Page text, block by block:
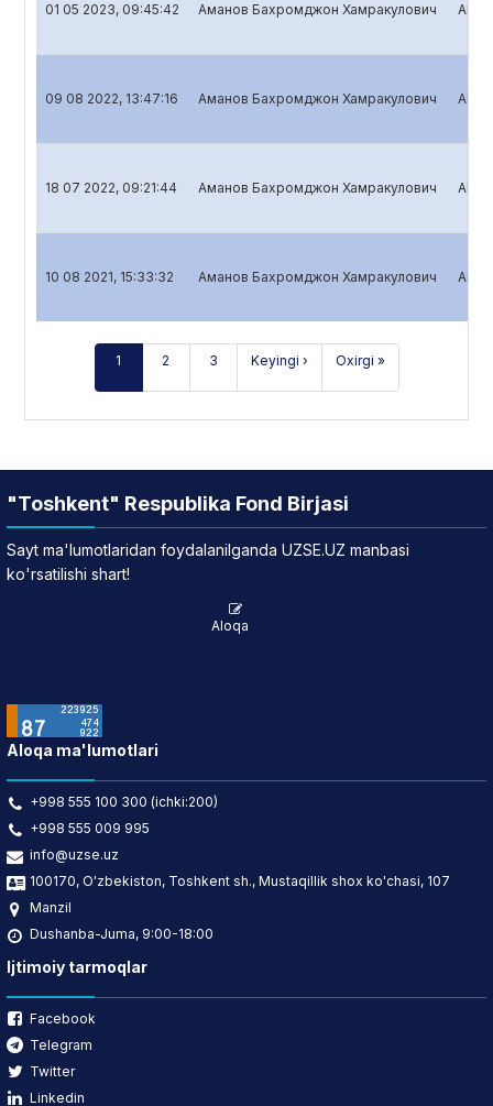
01 05 2023, 09:45:42 Аманов Бахромджон Хамракулович
09 08 2022, 13:47:16 Аманов Бахромджон Хамракулович
18 07 2022, 09:21:44 Аманов Бахромджон Хамракулович
10 08 2021, 15:33:32 Аманов Бахромджон Хамракулович
1 2 3 Keyingi › Oxirgi »
"Toshkent" Respublika Fond Birjasi
Sayt ma'lumotlaridan foydalanilganda UZSE.UZ manbasi
ko'rsatilishi shart!
Aloqa
Aloqa ma'lumotlari
+998 555 100 300 (ichki:200)
+998 555 009 995
info@uzse.uz
100170, O'zbekiston, Toshkent sh., Mustaqillik shox ko'chasi, 107
Manzil
Dushanba-Juma, 9:00-18:00
Ijtimoiy tarmoqlar
Facebook
Telegram
Twitter
Linkedin